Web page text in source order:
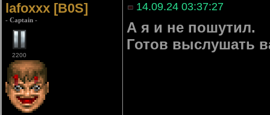
lafoxxx [B0S]
- Captain -
2200
14.09.24 03:37:27
А я и не пошутил.
Готов выслушать